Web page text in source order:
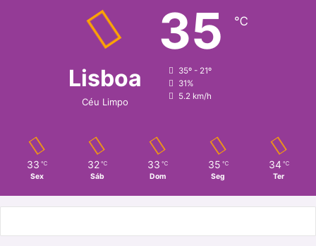
t
a
g
r
Lisboa
Céu Limpo
35 ℃
35º - 21º
31%
5.2 km/h
33 ℃
Sex
32 ℃
Sáb
33 ℃
Dom
35 ℃
Seg
34 ℃
Ter